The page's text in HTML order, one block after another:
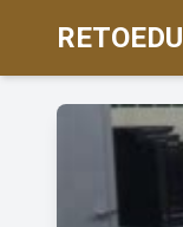
RETOEDU